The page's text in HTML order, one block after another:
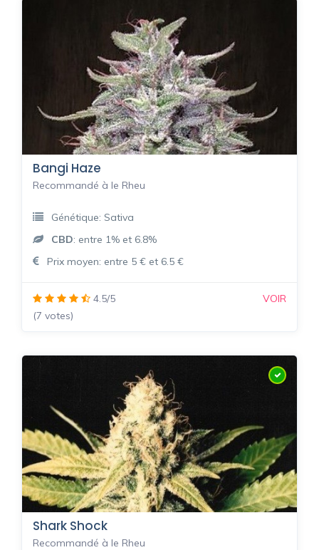
Bangi Haze
Recommandé à le Rheu
Génétique: Sativa
CBD: entre 1% et 6.8%
Prix moyen: entre 5 € et 6.5 €
4.5/5
(7 votes)
VOIR
Shark Shock
Recommandé à le Rheu